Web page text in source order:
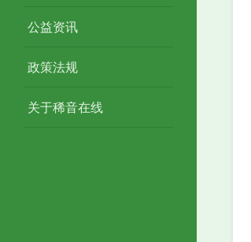
公益资讯
政策法规
关于稀音在线